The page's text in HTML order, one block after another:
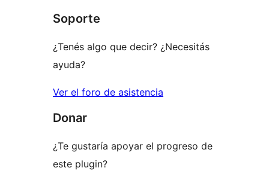
estrellas
Soporte
¿Tenés algo que decir? ¿Necesitás
ayuda?
Ver el foro de asistencia
Donar
¿Te gustaría apoyar el progreso de
este plugin?